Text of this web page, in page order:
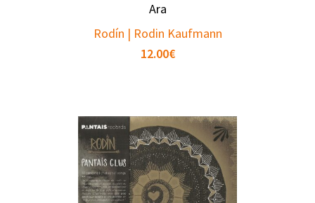
Ara
Rodín | Rodin Kaufmann
12.00€